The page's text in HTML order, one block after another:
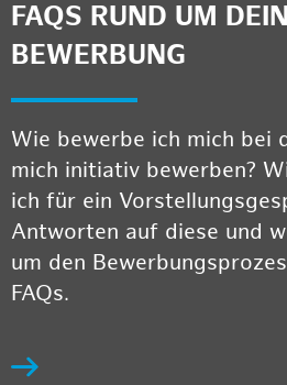
FAQS RUND UM
BEWERBUNG
Wie bewerbe ich mich bei
mich initiativ bewerben?
ich für ein
Antworten auf diese und
um den
FAQs.